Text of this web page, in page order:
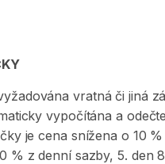
vratná či jiná
vypočítána a
je cena snížena o 10
% z denní sazby, 5. den